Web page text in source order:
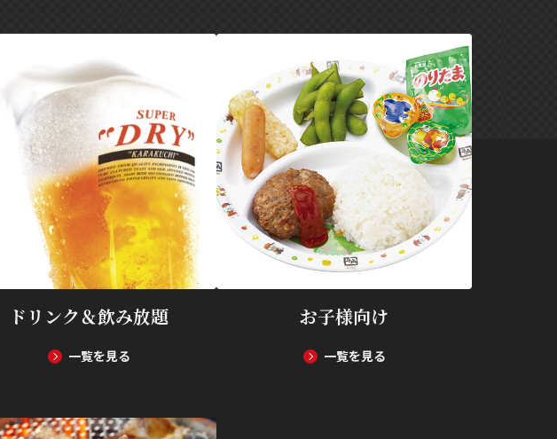
ドリンク＆飲み放題
一覧を見る
お子様向け
一覧を見る